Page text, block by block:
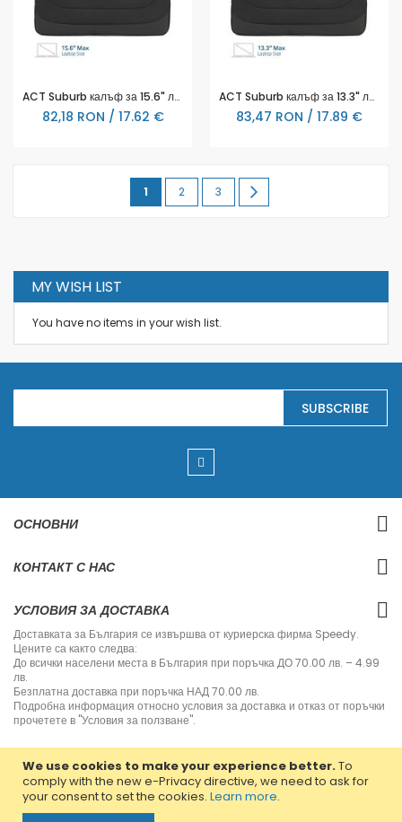
We use cookies to make your experience better.To
comply with the new e-Privacy directive, we need to ask for
your consent to set the cookies. Learn more.
ACT Suburb калъф за 15.6" лаптоп от рециклирани пластмасови бутилки
82,18 RON / 17.62 €
ACT Suburb калъф за 13.3" лаптоп от рециклирани пластмасови бутилки
83,47 RON / 17.89 €
Page
You're
page
1 Page
2 Page
3
MY WISH LIST
You have no items in your wish list.
S
g
o
O
N
s
e
t
t
e
r
:
SUBSCRIBE
ОСНОВНИ
КОНТАКТ С НАС
УСЛОВИЯ ЗА ДОСТАВКА
Доставката за България се извършва от куриерска фирма Speedy.
Цените са както следва:
До всички населени места в България при поръчка ДО 70.00 лв. – 4.99
лв.
Безплатна доставка при поръчка НАД 70.00 лв.
Подробна информация относно условия за доставка и отказ от поръчки
прочетете в "Условия за ползване".
Copyright © 2013-2020 Jvm Bulgaria. All rights reserved.